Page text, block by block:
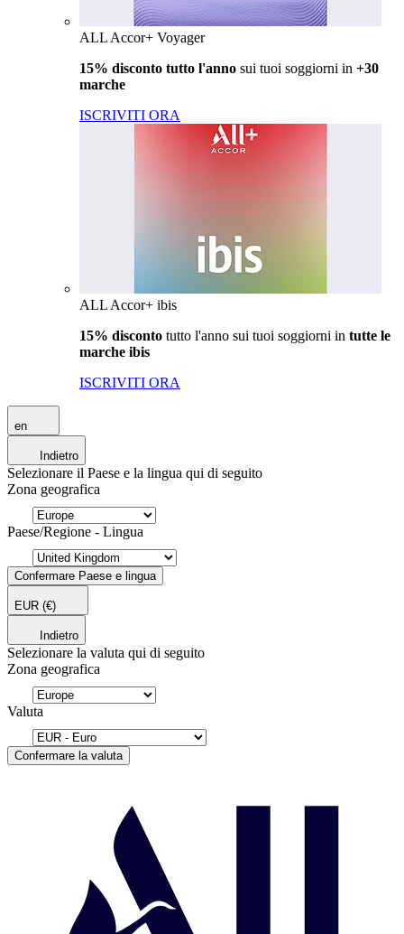
ALL Accor+ Voyager
15% disconto tutto l'anno sui tuoi soggiorni in +30
marche
ISCRIVITI ORA
ALL Accor+ ibis
15% disconto tutto l'anno sui tuoi soggiorni in tutte le
marche ibis
ISCRIVITI ORA
en
Indietro
Selezionare il Paese e la lingua qui di seguito
Zona geografica
Paese/Regione - Lingua
Confermare Paese e lingua
EUR (€)
Indietro
Selezionare la valuta qui di seguito
Zona geografica
Valuta
Confermare la valuta